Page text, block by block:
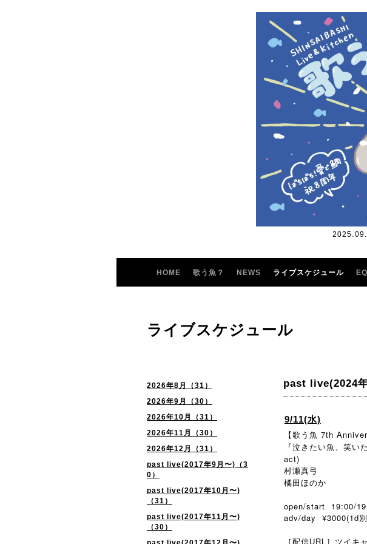
HOME 歌う魚？ NEWS ライブスケジュール
2026年8月（31）
2026年9月（30）
2026年10月（31）
2026年11月（30）
2026年12月（31）
past live(2017年9月〜)（3
0）
past live(2017年10月〜)
（31）
past live(2017年11月〜)
（30）
ライブスケジュール
past live(2024
9/11(水)
【歌う魚 7th
『泣きたい魚、笑い
act)
村瀬真弓
橘田ほのか
open/start 19:00/
adv/day ¥3000(1d
［配信URL］ツイキ